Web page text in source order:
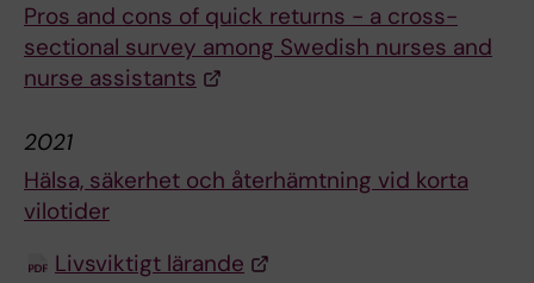
Pros and cons of quick returns - a cross-
sectional survey among Swedish nurses and
nurse assistants
2021
Hälsa, säkerhet och återhämtning vid korta
vilotider
Livsviktigt lärande